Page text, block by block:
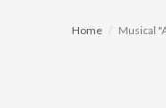
Home Musical